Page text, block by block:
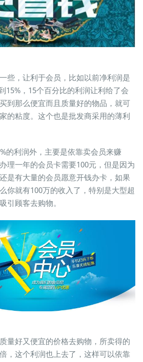
些，让利于会员，比如以前净利润是
15%，15个百分比的利润让利给了会
到那么便宜而且质量好的物品，就可
的粘度。这个也是批发商采用的薄利
的利润外，主要是依靠卖会员来赚
理一年的会员卡需要100元，但是因为
是有大量的会员愿意开钱办卡，如果
你就有100万的收入了，特别是大型超
引顾客去购物。
量好又便宜的价格去购物，所卖得的
，这个利润也上去了，这样可以依靠